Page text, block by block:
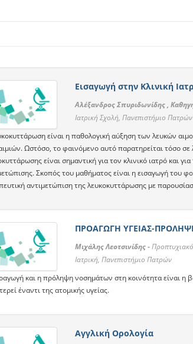
Εισαγωγή στην Κλινική
Αλέξανδρος Σπυριδωνίδης ,
Ιατρική Σχολή, Πανεπιστήμιο Πατρών
είναι η παθολογική αύξηση των λευκών
Ωστόσο, το φαινόμενο αυτό παρατηρείται τόσο
είναι σημαντική για τον κλινικό ιατρό και
Σκοπός του μαθήματος είναι η εισαγωγή του
αντιμετώπιση της λευκοκυττάρωσης με
ΠΡΟΑΓΩΓΗ ΥΓΕΙΑΣ-
Μιχάλης Λεοτσινίδης -
Ιατρική, Πανεπιστήμιο Πατρών
και η πρόληψη νοσημάτων στη κοινότητα είναι η
έναντι της ατομικής υγείας.
Αγγλική Ορολογία